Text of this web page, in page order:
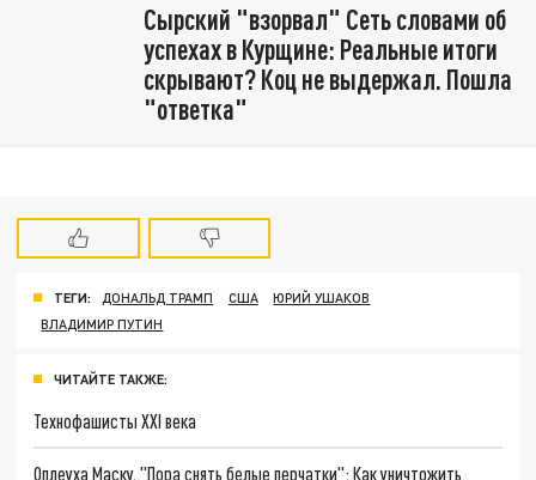
Сырский "взорвал" Сеть словами об
успехах в Курщине: Реальные итоги
скрывают? Коц не выдержал. Пошла
"ответка"
ТЕГИ: ДОНАЛЬД ТРАМП США
ЮРИЙ УШАКОВ
ВЛАДИМИР ПУТИН
ЧИТАЙТЕ ТАКЖЕ:
Технофашисты XXI века
Оплеуха Маску. "Пора снять белые перчатки": Как уничтожить